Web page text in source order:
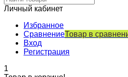
Личный кабинет
Избранное
СравнениеТовар в
Вход
Регистрация
1